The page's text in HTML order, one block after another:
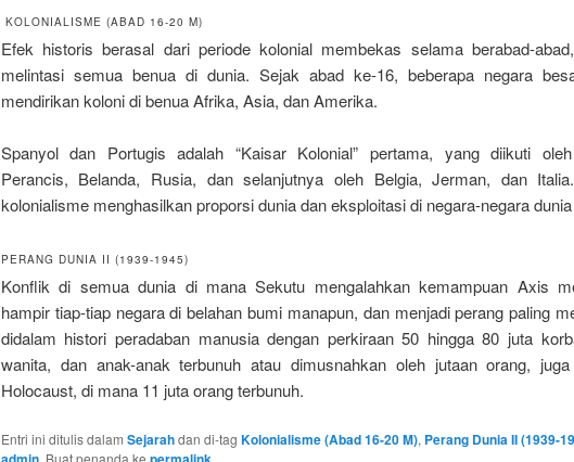
KOLONIALISME (ABAD 16-20 M)
Efek historis berasal dari periode kolonial membekas selama berabad-
melintasi semua benua di dunia. Sejak abad ke-16, beberapa negara
mendirikan koloni di benua Afrika, Asia, dan Amerika.
Spanyol dan Portugis adalah “Kaisar Kolonial” pertama, yang diikuti
Perancis, Belanda, Rusia, dan selanjutnya oleh Belgia, Jerman, dan
kolonialisme menghasilkan proporsi dunia dan eksploitasi di negara-negara
PERANG DUNIA II (1939-1945)
Konflik di semua dunia di mana Sekutu mengalahkan kemampuan Axis
hampir tiap-tiap negara di belahan bumi manapun, dan menjadi perang paling
didalam histori peradaban manusia dengan perkiraan 50 hingga 80 juta
wanita, dan anak-anak terbunuh atau dimusnahkan oleh jutaan orang,
Holocaust, di mana 11 juta orang terbunuh.
Entri ini ditulis dalam Sejarahdan di-tag Kolonialisme (Abad 16-20 M), Perang Dunia II (1939-
. Buat penanda ke